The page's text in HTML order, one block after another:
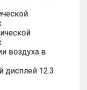
воздуха в
12.3